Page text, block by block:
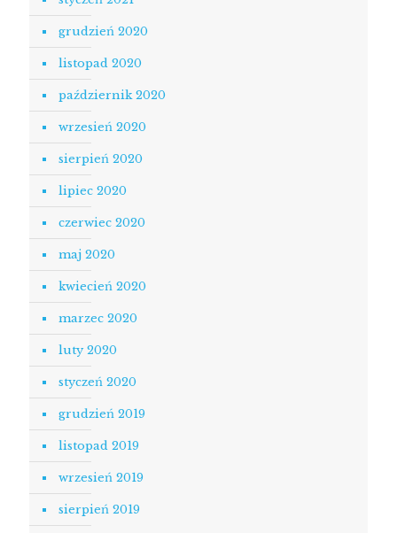
grudzień 2020
listopad 2020
październik 2020
wrzesień 2020
sierpień 2020
lipiec 2020
czerwiec 2020
maj 2020
kwiecień 2020
marzec 2020
luty 2020
styczeń 2020
grudzień 2019
listopad 2019
wrzesień 2019
sierpień 2019